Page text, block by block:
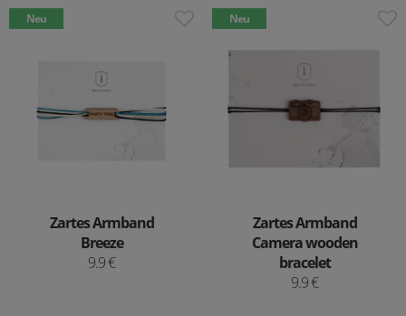
Neu
Zartes Armband
Breeze
9.9 €
Neu
Zartes Armband
Camera wooden
bracelet
9.9 €